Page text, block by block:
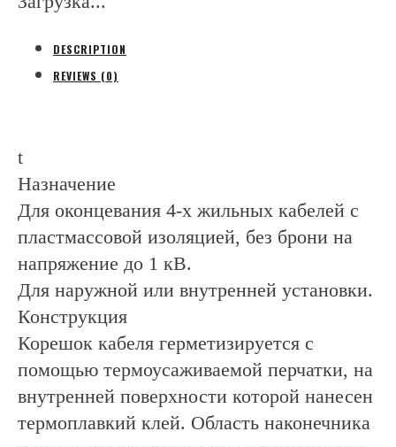
quantityDESCRIPTION
REVIEWS (0)
t
Назначение
Для оконцевания 4-х жильных кабелей с
пластмассовой изоляцией, без брони на
напряжение до 1 кВ.
Для наружной или внутренней установки.
Конструкция
Корешок кабеля герметизируется с
помощью термоусаживаемой перчатки, на
внутренней поверхности которой нанесен
термоплавкий клей. Область наконечника